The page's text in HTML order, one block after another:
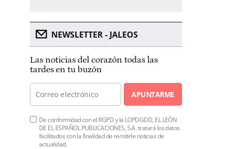
NEWSLETTER - JALEOS
Las noticias del corazón todas las
tardes en tu buzón
APUNTARME
De conformidad con el RGPD y la LOPDGDD, EL LEÓN
DE EL ESPAÑOL PUBLICACIONES, S.A. tratará los datos
facilitados con la finalidad de remitirle noticias de
actualidad.